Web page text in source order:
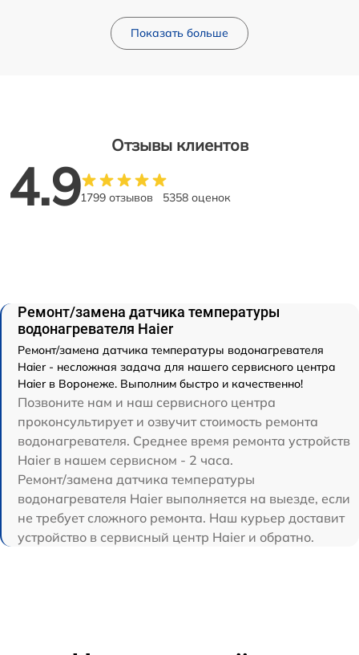
Показать больше
Отзывы клиентов
4.91799 отзывов 5358 оценок
Ремонт/замена датчика температуры
водонагревателя Haier
Ремонт/замена датчика температуры водонагревателя
Haier - несложная задача для нашего сервисного центра
Haier в Воронеже. Выполним быстро и качественно!
Позвоните нам и наш сервисного центра
проконсультирует и озвучит стоимость ремонта
водонагревателя. Среднее время ремонта устройств
Haier в нашем сервисном - 2 часа.
Ремонт/замена датчика температуры
водонагревателя Haier выполняется на выезде, если
не требует сложного ремонта. Наш курьер доставит
устройство в сервисный центр Haier и обратно.